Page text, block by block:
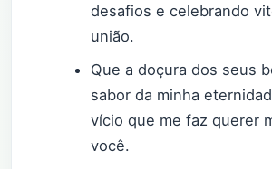
desafios e celebrando
união.
Que a doçura dos seus
sabor da minha
vício que me faz querer
você.